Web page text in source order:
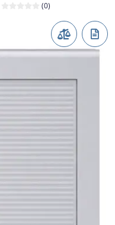
(0)